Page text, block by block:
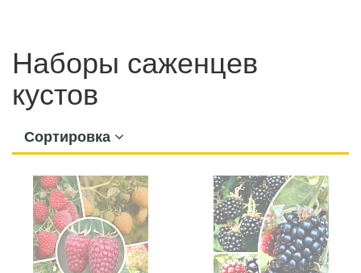
Наборы саженцев
кустов
Сортировка